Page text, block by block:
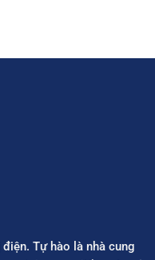
Tự hào là nhà cung